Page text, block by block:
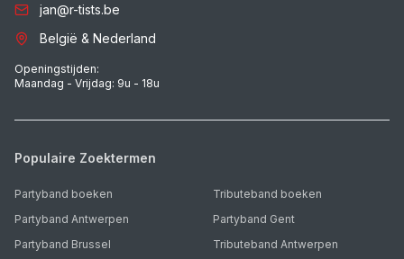
jan@r-tists.be
België & Nederland
Openingstijden:
Maandag - Vrijdag: 9u - 18u
Populaire Zoektermen
Partyband boeken
Tributeband boeken
Partyband Antwerpen
Partyband Gent
Partyband Brussel
Tributeband Antwerpen